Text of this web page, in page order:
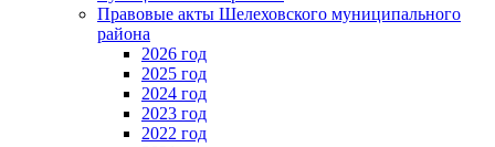
Правовые акты Шелеховского муниципального
района
2026 год
2025 год
2024 год
2023 год
2022 год